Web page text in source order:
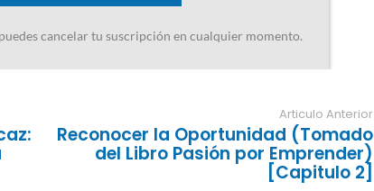
Articulo Anterior
Reconocer la Oportunidad (Tomado
del Libro Pasión por Emprender)
[Capitulo 2]